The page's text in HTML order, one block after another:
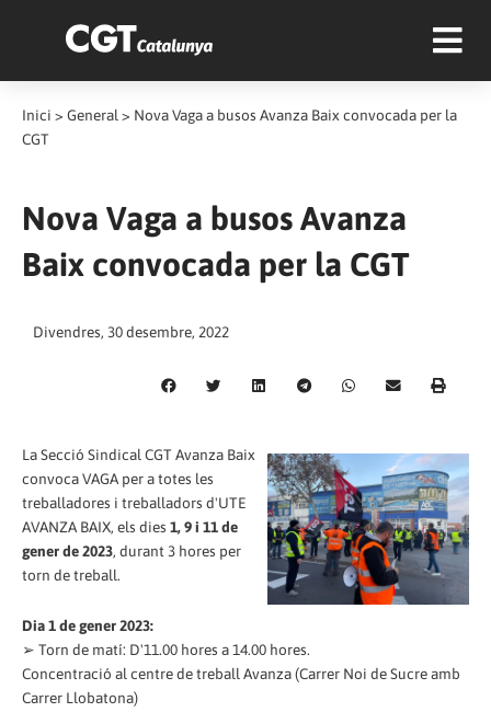
Inici > General > Nova Vaga a busos Avanza Baix convocada per la
CGT
Nova Vaga a busos Avanza
Baix convocada per la CGT
Divendres, 30 desembre, 2022
La Secció Sindical CGT Avanza Baix
convoca VAGA per a totes les
treballadores i treballadors d'UTE
AVANZA BAIX, els dies 1, 9 i 11 de
gener de 2023, durant 3 hores per
torn de treball.
Dia 1 de gener 2023:
➢ Torn de matí: D'11.00 hores a 14.00 hores.
Concentració al centre de treball Avanza (Carrer Noi de Sucre amb
Carrer Llobatona)